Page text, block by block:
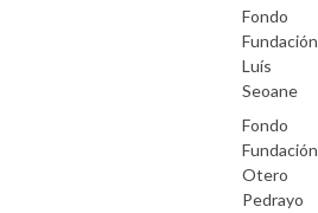
Fondo
Fundación
Luís
Seoane
Fondo
Fundación
Otero
Pedrayo